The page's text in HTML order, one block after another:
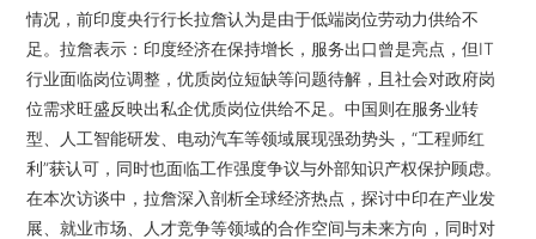
情况，前印度央行行长拉詹认为是由于低端岗位劳动力供给不
足。拉詹表示：印度经济在保持增长，服务出口曾是亮点，但IT
行业面临岗位调整，优质岗位短缺等问题待解，且社会对政府岗
位需求旺盛反映出私企优质岗位供给不足。中国则在服务业转
型、人工智能研发、电动汽车等领域展现强劲势头，“工程师红
利”获认可，同时也面临工作强度争议与外部知识产权保护顾虑。
在本次访谈中，拉詹深入剖析全球经济热点，探讨中印在产业发
展、就业市场、人才竞争等领域的合作空间与未来方向，同时对